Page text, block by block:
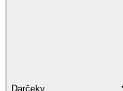
Darčeky